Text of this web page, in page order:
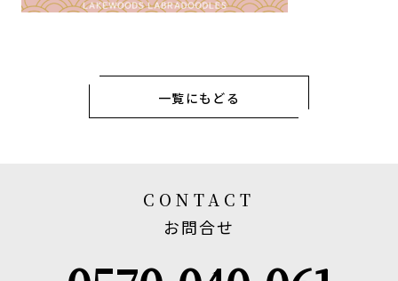
一覧にもどる
CONTACT
お問合せ